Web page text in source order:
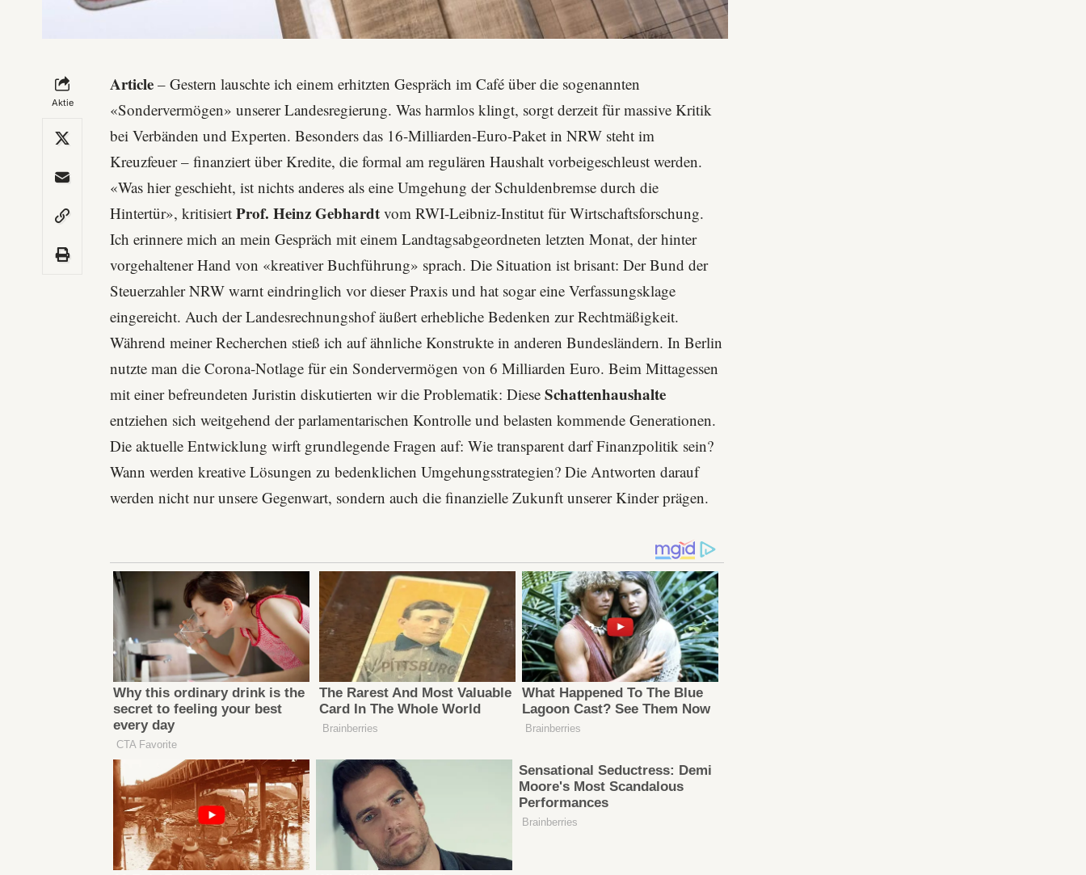
Aktie
Article – Gestern lauschte ich einem erhitzten Gespräch im Café über die sogenannten
«Sondervermögen» unserer Landesregierung. Was harmlos klingt, sorgt derzeit für massive Kritik
bei Verbänden und Experten. Besonders das 16-Milliarden-Euro-Paket in NRW steht im
Kreuzfeuer – finanziert über Kredite, die formal am regulären Haushalt vorbeigeschleust werden.
«Was hier geschieht, ist nichts anderes als eine Umgehung der Schuldenbremse durch die
Hintertür», kritisiertProf. Heinz Gebhardt vomRWI-Leibniz-Institut für Wirtschaftsforschung.
Ich erinnere mich an mein Gespräch mit einem Landtagsabgeordneten letzten Monat, der hinter
vorgehaltener Hand von «kreativer Buchführung» sprach. Die Situation ist brisant: DerBund der
Steuerzahler NRW warnt eindringlich vor dieser Praxis und hat sogar eine Verfassungsklage
eingereicht. Auch der Landesrechnungshof äußert erhebliche Bedenken zur Rechtmäßigkeit.
Während meiner Recherchen stieß ich auf ähnliche Konstrukte in anderen Bundesländern. In Berlin
nutzte man die Corona-Notlage für ein Sondervermögen von 6 Milliarden Euro. Beim Mittagessen
mit einer befreundeten Juristin diskutierten wir die Problematik: DieseSchattenhaushalte
entziehen sich weitgehend der parlamentarischen Kontrolle und belasten kommende Generationen.
Die aktuelle Entwicklung wirft grundlegende Fragen auf: Wie transparent darf Finanzpolitik sein?
Wann werden kreative Lösungen zu bedenklichen Umgehungsstrategien? Die Antworten darauf
werden nicht nur unsere Gegenwart, sondern auch die finanzielle Zukunft unserer Kinder prägen.